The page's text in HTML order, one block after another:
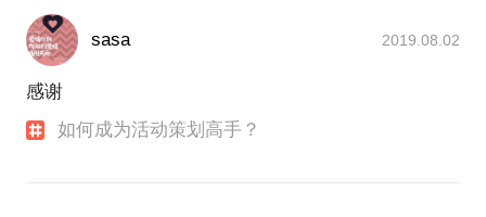
sasa 2019.08.02
感谢
如何成为活动策划高手？